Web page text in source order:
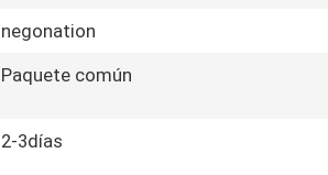
negonation
Paquete común
2-3días